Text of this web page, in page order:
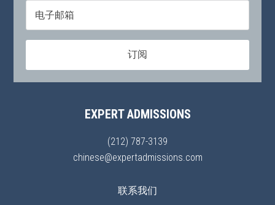
EXPERT ADMISSIONS
(212) 787-3139
chinese@expertadmissions.com
联系我们